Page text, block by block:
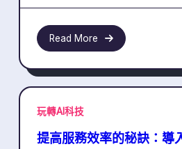
Read More
玩轉AI科技
提高服務效率的秘訣：導